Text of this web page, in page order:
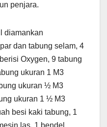
penjara.
diamankan
dan tabung selam, 4
Oxygen, 9 tabung
ukuran 1 M3
ukuran ½ M3
ukuran 1 ½ M3
besi kaki tabung, 1